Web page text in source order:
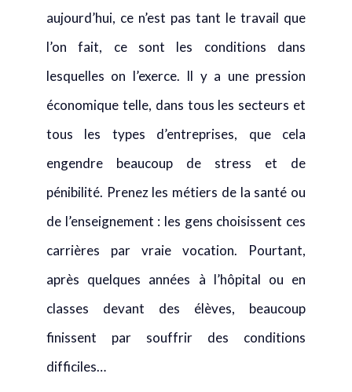
aujourd’hui, ce n’est pas tant le travail que
l’on fait, ce sont les conditions dans
lesquelles on l’exerce. Il y a une pression
économique telle, dans tous les secteurs et
tous les types d’entreprises, que cela
engendre beaucoup de stress et de
pénibilité. Prenez les métiers de la santé ou
de l’enseignement : les gens choisissent ces
carrières par vraie vocation. Pourtant,
après quelques années à l’hôpital ou en
classes devant des élèves, beaucoup
finissent par souffrir des conditions
difficiles…